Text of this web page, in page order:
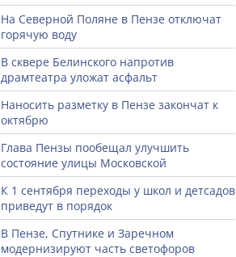
На Северной Поляне в Пензе отключат
горячую воду
В сквере Белинского напротив
драмтеатра уложат асфальт
Наносить разметку в Пензе закончат к
октябрю
Глава Пензы пообещал улучшить
состояние улицы Московской
К 1 сентября переходы у школ и детсадов
приведут в порядок
В Пензе, Спутнике и Заречном
модернизируют часть светофоров